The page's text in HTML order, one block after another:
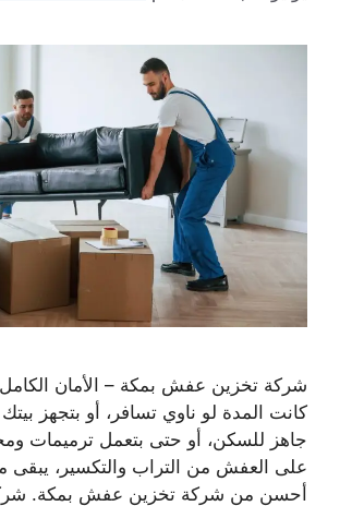
شركة تخزين عفش بمكة – الأمان
كانت المدة لو ناوي تسافر، أو بتجهز
جاهز للسكن، أو حتى بتعمل ترميمات
على العفش من التراب والتكسير،
أحسن من شركة تخزين عفش بمكة.